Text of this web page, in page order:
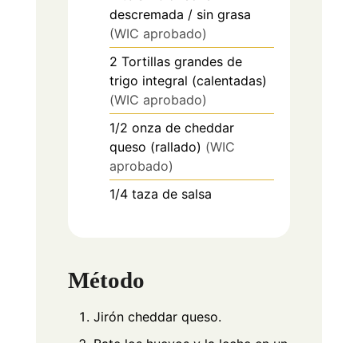
descremada / sin grasa
(WIC aprobado)
2 Tortillas grandes de
trigo integral (calentadas)
(WIC aprobado)
1/2 onza de cheddar
queso (rallado) (WIC
aprobado)
1/4 taza de salsa
Método
Jirón cheddar queso.